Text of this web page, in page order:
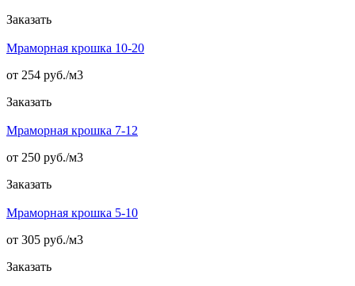
Заказать
Мраморная крошка 10-20
от 254 руб./м3
Заказать
Мраморная крошка 7-12
от 250 руб./м3
Заказать
Мраморная крошка 5-10
от 305 руб./м3
Заказать